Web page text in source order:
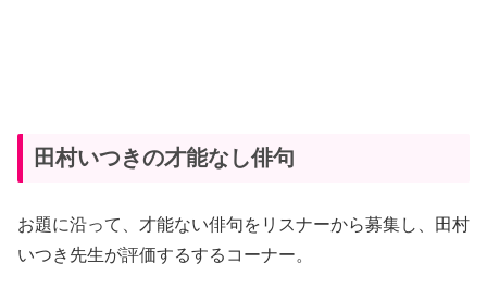
田村いつきの才能なし俳句
お題に沿って、才能ない俳句をリスナーから募集し、田村
いつき先生が評価するするコーナー。